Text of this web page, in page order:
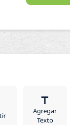
Agregar
Texto